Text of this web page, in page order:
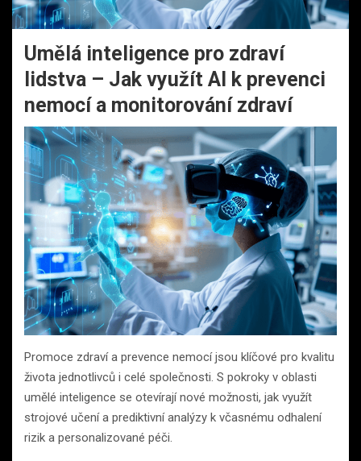
Umělá inteligence pro zdraví
lidstva – Jak využít AI k prevenci
nemocí a monitorování zdraví
Promoce zdraví a prevence nemocí jsou klíčové pro kvalitu
života jednotlivců i celé společnosti. S pokroky v oblasti
umělé inteligence se otevírají nové možnosti, jak využít
strojové učení a prediktivní analýzy k včasnému odhalení
rizik a personalizované péči.